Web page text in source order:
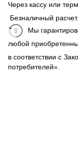
Через кассу или
Безналичный расчет.
Мы
любой
в соответствии с
потребителей».